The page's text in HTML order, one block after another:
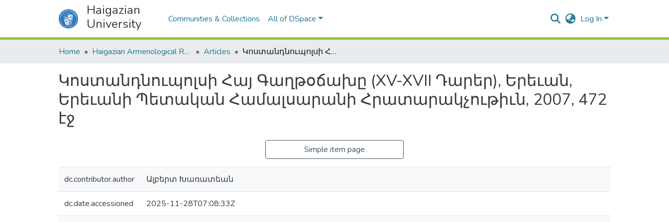
Haigazian
University
Communities & Collections All of DSpace Log In
Home Haigazian Armenological Review Articles Կոստանդնուպոլսի Հայ Գաղթօճախը (XV-XVII Դարեր), Երեւան, Երեւանի Պետական Համալսարանի Հրատարակչութիւն, 2007, 472 էջ
Կոստանդնուպոլսի Հայ Գաղթօճախը (XV-XVII Դարեր), Երեւան,
Երեւանի Պետական Համալսարանի Հրատարակչութիւն, 2007, 472
էջ
Simple item page
dc.contributor.author Ալբերտ Խառատեան
dc.date.accessioned 2025-11-28T07:08:33Z